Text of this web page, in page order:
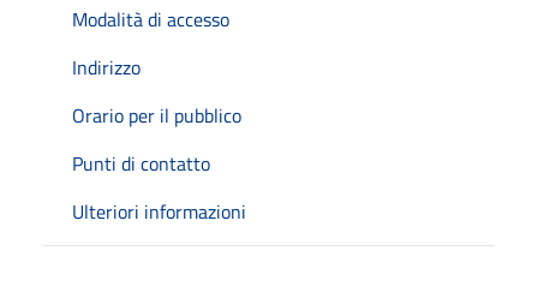
Modalità di accesso
Indirizzo
Orario per il pubblico
Punti di contatto
Ulteriori informazioni